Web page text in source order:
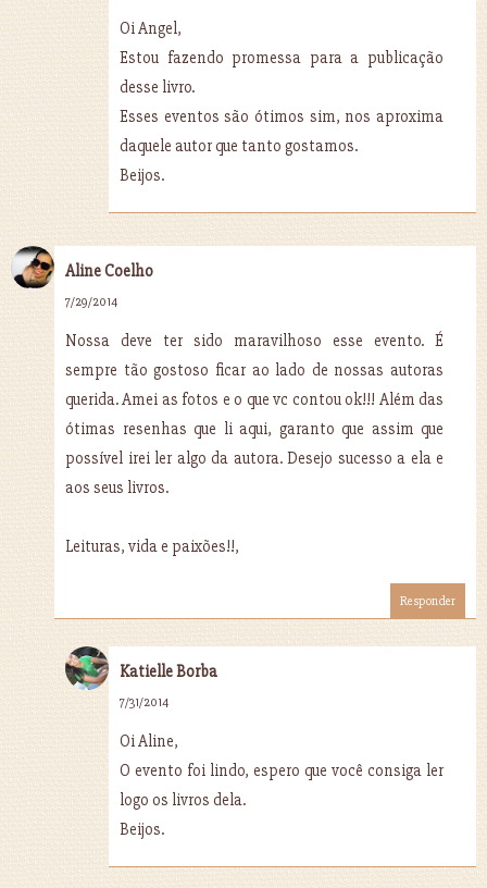
Oi Angel,
Estou fazendo promessa para a publicação
desse livro.
Esses eventos são ótimos sim, nos aproxima
daquele autor que tanto gostamos.
Beijos.
Aline Coelho
7/29/2014
Nossa deve ter sido maravilhoso esse evento. É
sempre tão gostoso ficar ao lado de nossas autoras
querida. Amei as fotos e o que vc contou ok!!! Além das
ótimas resenhas que li aqui, garanto que assim que
possível irei ler algo da autora. Desejo sucesso a ela e
aos seus livros.
Leituras, vida e paixões!!,
Responder
Katielle Borba
7/31/2014
Oi Aline,
O evento foi lindo, espero que você consiga ler
logo os livros dela.
Beijos.